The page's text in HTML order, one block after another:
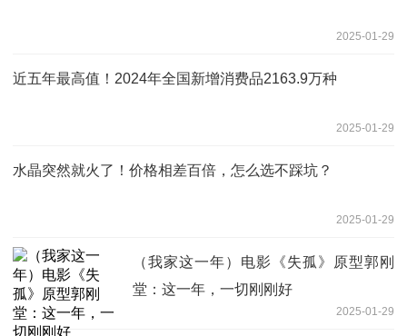
2025-01-29
近五年最高值！2024年全国新增消费品2163.9万种
2025-01-29
水晶突然就火了！价格相差百倍，怎么选不踩坑？
2025-01-29
（我家这一年）电影《失孤》原型郭刚
堂：这一年，一切刚刚好
2025-01-29